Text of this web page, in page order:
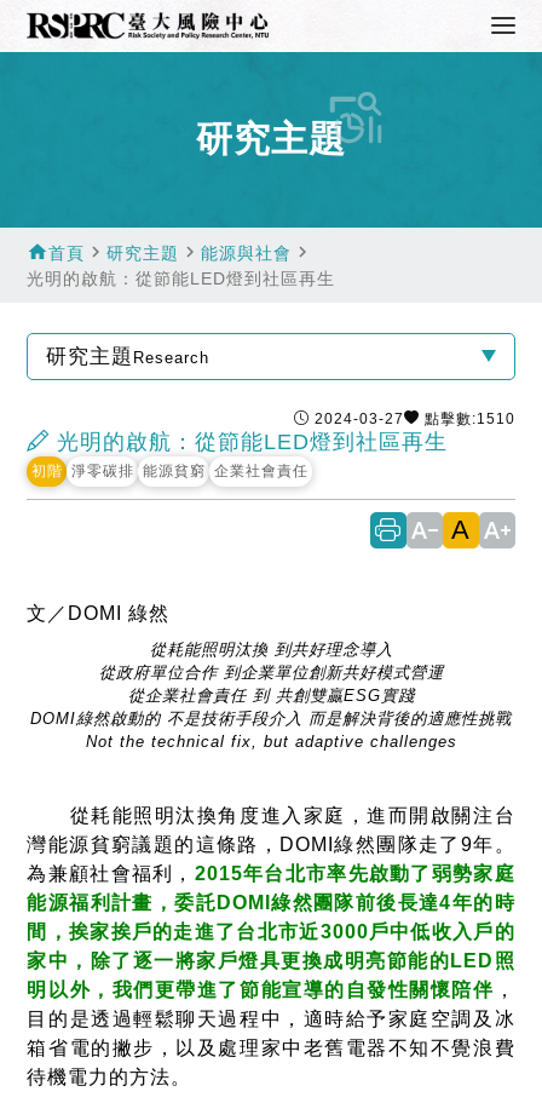
研究主題
home首頁 navigate_next研究主題 navigate_next能源與社會 navigate_next
光明的啟航：從節能LED燈到社區再生
研究主題 Research
2024-03-27 點擊數:1510
光明的啟航：從節能LED燈到社區再生
初階 淨零碳排 能源貧窮 企業社會責任
text_decrease A text_increase
文／DOMI 綠然
從耗能照明汰換 到共好理念導入
從政府單位合作 到企業單位創新共好模式營運
從企業社會責任 到 共創雙贏ESG實踐
DOMI綠然啟動的 不是技術手段介入 而是解決背後的適應性挑戰
Not the technical fix, but adaptive challenges
從耗能照明汰換角度進入家庭，進而開啟關注台
灣能源貧窮議題的這條路，DOMI綠然團隊走了9年。
為兼顧社會福利， 2015年台北市率先啟動了弱勢家庭
能源福利計畫，委託DOMI綠然團隊前後長達4年的時
間，挨家挨戶的走進了台北市近3000戶中低收入戶的
家中，除了逐一將家戶燈具更換成明亮節能的LED照
明以外，我們更帶進了節能宣導的自發性關懷陪伴 ，
目的是透過輕鬆聊天過程中，適時給予家庭空調及冰
箱省電的撇步，以及處理家中老舊電器不知不覺浪費
待機電力的方法。